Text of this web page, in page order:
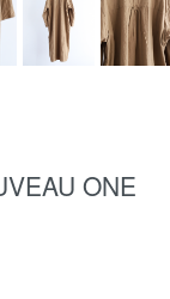
ONE